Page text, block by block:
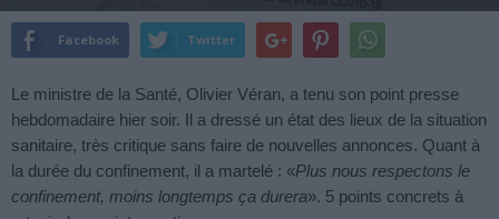
Facebook Twitter
Le ministre de la Santé, Olivier Véran, a tenu son point presse
hebdomadaire hier soir. Il a dressé un état des lieux de la situation
sanitaire, très critique sans faire de nouvelles annonces. Quant à
la durée du confinement, il a martelé : «Plus nous respectons le
confinement, moins longtemps ça durera». 5 points concrets à